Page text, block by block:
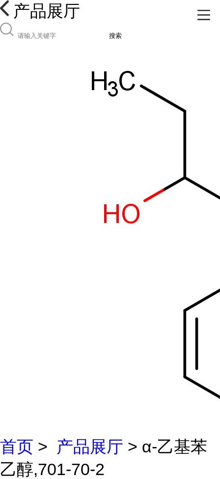
产品展厅
搜索
首页 > 产品展厅 > α-乙基苯
乙醇,701-70-2